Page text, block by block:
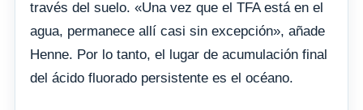
través del suelo. «Una vez que el TFA está en el
agua, permanece allí casi sin excepción», añade
Henne. Por lo tanto, el lugar de acumulación final
del ácido fluorado persistente es el océano.